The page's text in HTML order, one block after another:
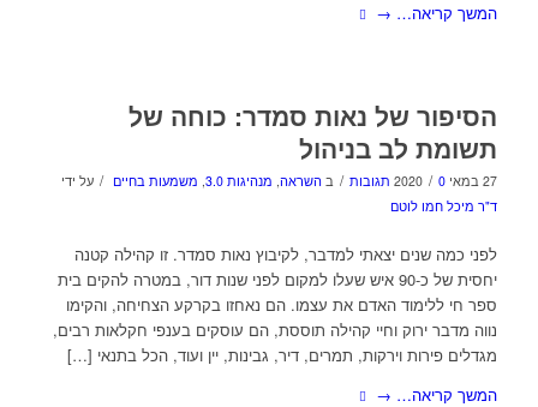
המשך קריאה… →
הסיפור של נאות סמדר: כוחה של
תשומת לב בניהול
27 במאי 2020 / 0 תגובות / ב השראה, מנהיגות 3.0 , משמעות בחיים / על ידי
ד"ר מיכל חמו לוטם
לפני כמה שנים יצאתי למדבר, לקיבוץ נאות סמדר. זו קהילה קטנה
יחסית של כ-90 איש שעלו למקום לפני שנות דור, במטרה להקים בית
ספר חי ללימוד האדם את עצמו. הם נאחזו בקרקע הצחיחה, והקימו
נווה מדבר ירוק וחיי קהילה תוססת, הם עוסקים בענפי חקלאות רבים,
מגדלים פירות וירקות, תמרים, דיר, גבינות, יין ועוד, הכל בתנאי […]
המשך קריאה… →